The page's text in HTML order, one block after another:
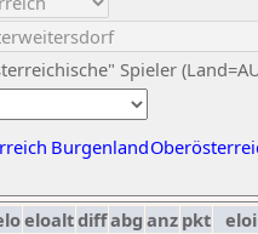
Spieler
Burgenland
eloaltdiffabg anz pkt eloi